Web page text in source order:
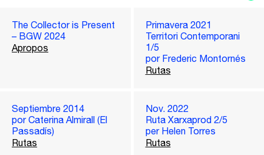
The Collector is Present
– BGW 2024
Apropos
Primavera 2021
Territori Contemporani
1/5
por Frederic Montornés
Rutas
Septiembre 2014
por Caterina Almirall (El
Passadís)
Rutas
Nov. 2022
Ruta Xarxaprod 2/5
per Helen Torres
Rutas